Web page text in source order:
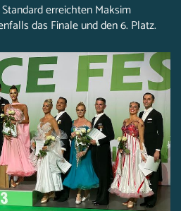
erreichten Maksim
das Finale und den 6. Platz.